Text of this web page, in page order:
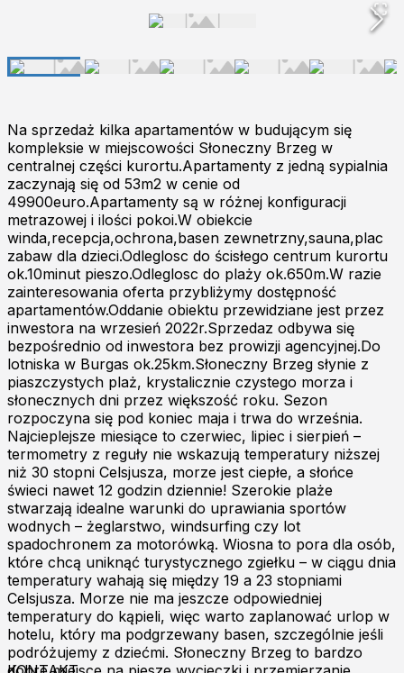
Na sprzedaż kilka apartamentów w budującym się
kompleksie w miejscowości Słoneczny Brzeg w
centralnej części kurortu.Apartamenty z jedną sypialnia
zaczynają się od 53m2 w cenie od
49900euro.Apartamenty są w różnej konfiguracji
metrazowej i ilości pokoi.W obiekcie
winda,recepcja,ochrona,basen zewnetrzny,sauna,plac
zabaw dla dzieci.Odleglosc do ścisłego centrum kurortu
ok.10minut pieszo.Odleglosc do plaży ok.650m.W razie
zainteresowania oferta przybliżymy dostępność
apartamentów.Oddanie obiektu przewidziane jest przez
inwestora na wrzesień 2022r.Sprzedaz odbywa się
bezpośrednio od inwestora bez prowizji agencyjnej.Do
lotniska w Burgas ok.25km.Słoneczny Brzeg słynie z
piaszczystych plaż, krystalicznie czystego morza i
słonecznych dni przez większość roku. Sezon
rozpoczyna się pod koniec maja i trwa do września.
Najcieplejsze miesiące to czerwiec, lipiec i sierpień –
termometry z reguły nie wskazują temperatury niższej
niż 30 stopni Celsjusza, morze jest ciepłe, a słońce
świeci nawet 12 godzin dziennie! Szerokie plaże
stwarzają idealne warunki do uprawiania sportów
wodnych – żeglarstwo, windsurfing czy lot
spadochronem za motorówką. Wiosna to pora dla osób,
które chcą uniknąć turystycznego zgiełku – w ciągu dnia
temperatury wahają się między 19 a 23 stopniami
Celsjusza. Morze nie ma jeszcze odpowiedniej
temperatury do kąpieli, więc warto zaplanować urlop w
hotelu, który ma podgrzewany basen, szczególnie jeśli
podróżujemy z dziećmi. Słoneczny Brzeg to bardzo